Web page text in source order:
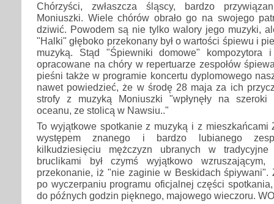
Chórzyści, zwłaszcza śląscy, bardzo
Moniuszki. Wiele chórów obrało go na swojego
dziwić. Powodem są nie tylko walory jego muzyki,
"Halki" głęboko przekonany był o wartości śpiewu i
muzyką. Stąd "Śpiewniki domowe"
opracowane na chóry w repertuarze zespołów
pieśni także w programie koncertu dyplomowego
nawet powiedzieć, że w środę 28 maja za ich
strofy z muzyką Moniuszki "wpłynęły na szeroki
oceanu, ze stolicą w Nawsiu.."
To wyjątkowe spotkanie z muzyką i z mieszkańcami
występem znanego i bardzo lubianego
kilkudziesięciu mężczyzn ubranych w
bruclikami był czymś wyjątkowo
przekonanie, iż "nie zaginie w Beskidach śpiywani".
po wyczerpaniu programu oficjalnej części
do późnych godzin pięknego, majowego wieczoru.